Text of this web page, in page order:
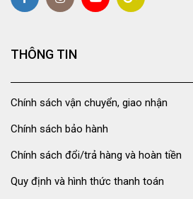
THÔNG TIN
Chính sách vận chuyển, giao nhận
Chính sách bảo hành
Chính sách đổi/trả hàng và hoàn tiền
Quy định và hình thức thanh toán